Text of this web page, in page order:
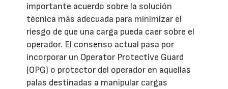
importante acuerdo sobre la solución
técnica más adecuada para minimizar el
riesgo de que una carga pueda caer sobre el
operador. El consenso actual pasa por
incorporar un Operator Protective Guard
(OPG) o protector del operador en aquellas
palas destinadas a manipular cargas